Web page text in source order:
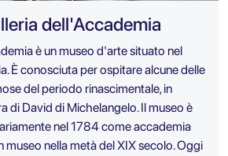
dell'Accademia
è un museo d'arte situato nel
È conosciuta per ospitare alcune delle
del periodo rinascimentale, in
di David di Michelangelo. Il museo è
nel 1784 come accademia
nella metà del XIX secolo. Oggi